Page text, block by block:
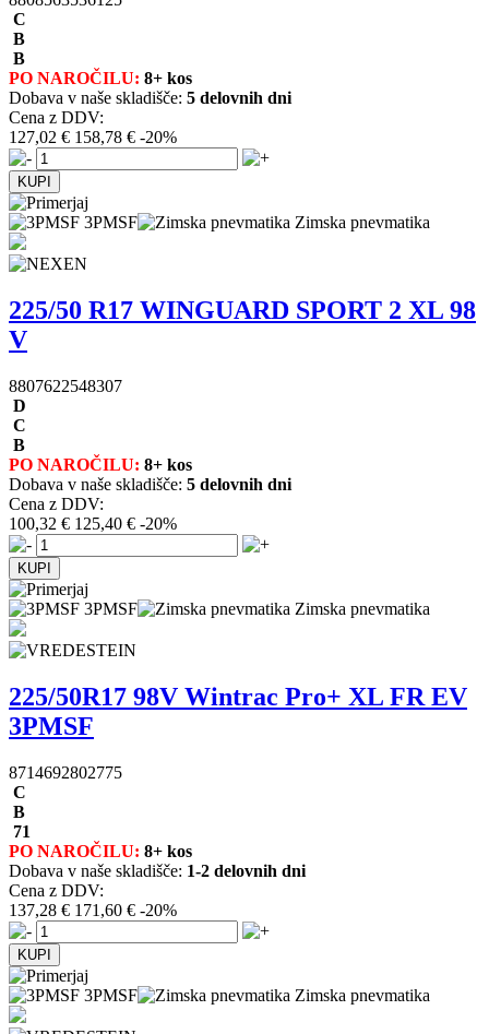
C
B
B
PO NAROČILU: 8+ kos
Dobava v naše skladišče: 5 delovnih dni
Cena z DDV:
127,02 € 158,78 € -20%
3PMSF Zimska pnevmatika
225/50 R17 WINGUARD SPORT 2 XL 98
V
8807622548307
D
C
B
PO NAROČILU: 8+ kos
Dobava v naše skladišče: 5 delovnih dni
Cena z DDV:
100,32 € 125,40 € -20%
3PMSF Zimska pnevmatika
225/50R17 98V Wintrac Pro+ XL FR EV
3PMSF
8714692802775
C
B
71
PO NAROČILU: 8+ kos
Dobava v naše skladišče: 1-2 delovnih dni
Cena z DDV:
137,28 € 171,60 € -20%
3PMSF Zimska pnevmatika